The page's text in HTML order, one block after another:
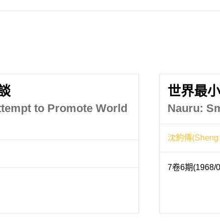
to Promote World
世界最
Nauru:
沈鈞傳
7卷6期(1968/